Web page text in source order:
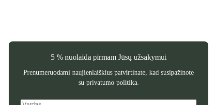
5 % nuolaida pirmam Jūsų užsakymui
Prenumeruodami naujienlaiškius patvirtinate, kad susipažinote
su privatumo politika.